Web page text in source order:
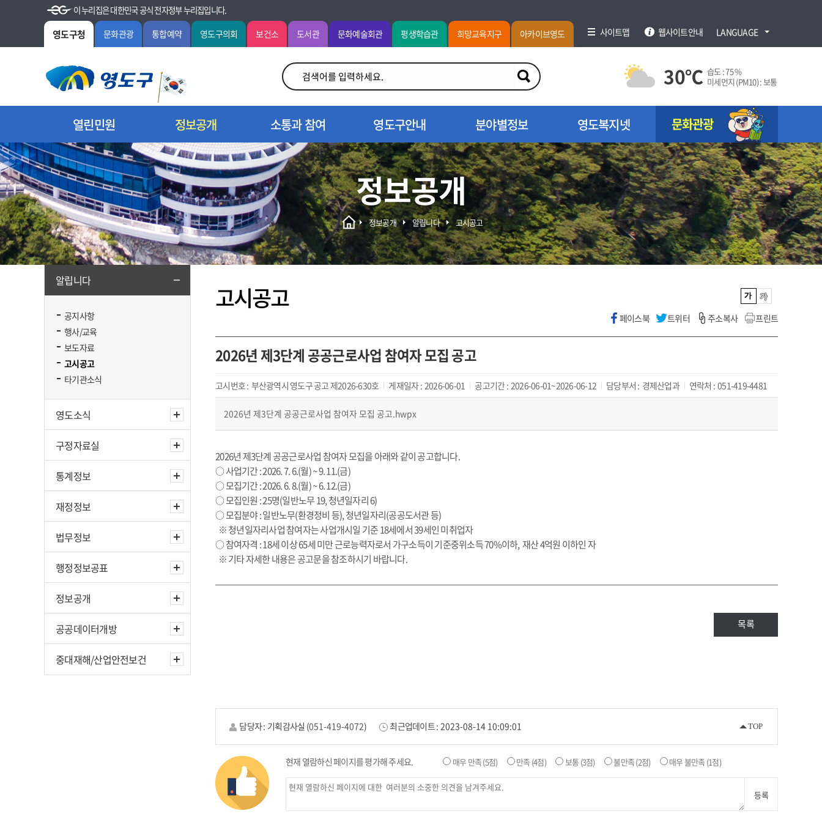
이 누리집은 대한민국 공식 전자정부 누리집입니다.
영도구청 문화관광 통합예약 영도구의회 보건소 도서관 문화예술회관 평생학습관 희망교육지구 아카이브영도 사이트맵 웹사이트안내 LANGUAGE
30℃ 습도 :75 %
미세먼지 (PM10) :보통
열린민원 정보공개 소통과 참여 영도구안내 분야별정보 영도복지넷 문화관광
정보공개
알립니다
공지사항
행사/교육
보도자료
고시공고
타기관소식
영도소식
구정자료실
통계정보
재정정보
법무정보
행정정보공표
정보공개
공공데이터개방
중대재해/산업안전보건
정보공개 알립니다 고시공고
고시공고
페이스북 트위터 주소복사 프린트
2026년 제3단계 공공근로사업 참여자 모집 공고
고시번호 : 부산광역시 영도구 공고 제2026-630호 게재일자 : 2026-06-01 공고기간 : 2026-06-01~2026-06-12 담당부서 : 경제산업과 연락처 : 051-419-4481
2026년 제3단계 공공근로사업 참여자 모집 공고.hwpx
2026년 제3단계 공공근로사업 참여자 모집을 아래와 같이 공고합니다.
○ 사업기간 : 2026. 7. 6.(월) ~ 9. 11.(금)
○ 모집기간 : 2026. 6. 8.(월) ~ 6. 12.(금)
○ 모집인원 : 25명(일반노무 19, 청년일자리 6)
○ 모집분야 : 일반노무(환경정비 등), 청년일자리(공공도서관 등)
※ 청년일자리사업 참여자는 사업개시일 기준 18세에서 39세인 미취업자
○ 참여자격 : 18세 이상 65세 미만 근로능력자로서 가구소득이 기준중위소득 70%이하, 재산 4억원 이하인 자
※ 기타 자세한 내용은 공고문을 참조하시기 바랍니다.
목록
TOP
담당자 : 기획감사실 (051-419-4072) 최근업데이트 : 2023-08-14 10:09:01
현재 열람하신 페이지를 평가해 주세요. 매우 만족(5점) 만족 (4점) 보통(3점) 불만족(2점) 매우 불만족 (1점)
등록